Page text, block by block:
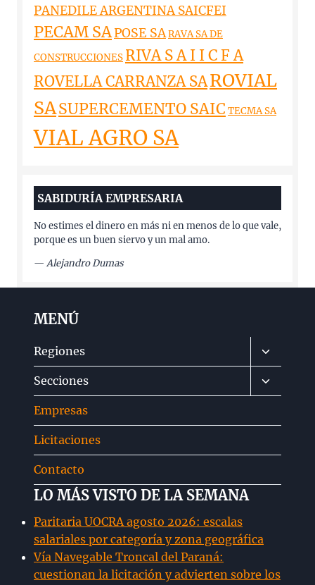
PANEDILE ARGENTINA SAICFEI
PECAM SAPOSE SARAVA SA DE
CONSTRUCCIONES RIVA S A I I C F A
ROVELLA CARRANZA SAROVIAL
SASUPERCEMENTO SAIC TECMA SA
VIAL AGRO SA
SABIDURÍA EMPRESARIA
No estimes el dinero en más ni en menos de lo que vale,
porque es un buen siervo y un mal amo.
— Alejandro Dumas
MENÚ
Regiones
Alternar
menú
hijo
Secciones
Alternar
menú
Empresas
Licitaciones
Contacto
LO MÁS VISTO DE LA SEMANA
Paritaria UOCRA agosto 2026: escalas
salariales por categoría y zona geográfica
Vía Navegable Troncal del Paraná:
cuestionan la licitación y advierten sobre los